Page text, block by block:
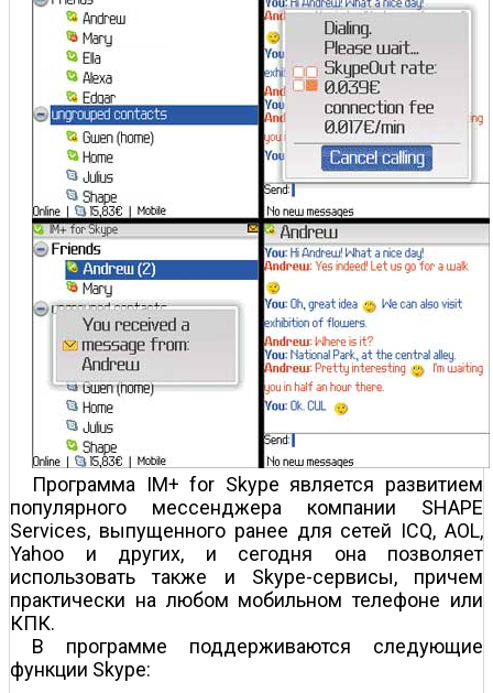
Программа IM+ for Skype является развитием
популярного мессенджера компании SHAPE
Services, выпущенного ранее для сетей ICQ, AOL,
Yahoo и других, и сегодня она позволяет
использовать также и Skype-сервисы, причем
практически на любом мобильном телефоне или
КПК.
В программе поддерживаются следующие
функции Skype: